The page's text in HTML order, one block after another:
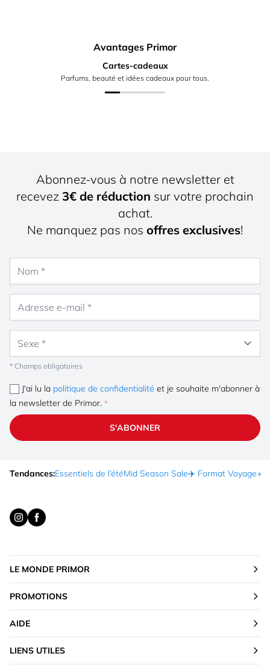
Avantages Primor
Cartes-cadeaux
Parfums, beauté et idées cadeaux pour tous.
Abonnez-vous à notre newsletter et
recevez 3€ de réduction sur votre prochain
achat.
Ne manquez pas nos offres exclusives!
* Champs obligatoires
J'ai lu la politique de confidentialité et je souhaite m'abonner à
la newsletter de Primor.
S'ABONNER
Tendances:Essentiels de l’étéMid Season Sale✈️ Format Voyage☀️
LE MONDE PRIMOR
PROMOTIONS
AIDE
LIENS UTILES